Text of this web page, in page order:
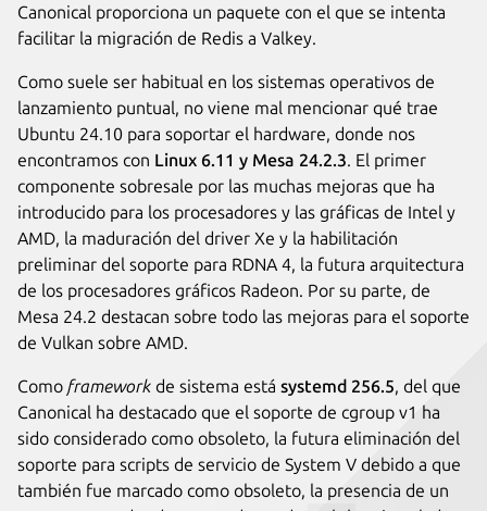
Canonical proporciona un paquete con el que se intenta
facilitar la migración de Redis a Valkey.
Como suele ser habitual en los sistemas operativos de
lanzamiento puntual, no viene mal mencionar qué trae
Ubuntu 24.10 para soportar el hardware, donde nos
encontramos con Linux 6.11 y Mesa 24.2.3. El primer
componente sobresale por las muchas mejoras que ha
introducido para los procesadores y las gráficas de Intel y
AMD, la maduración del driver Xe y la habilitación
preliminar del soporte para RDNA 4, la futura arquitectura
de los procesadores gráficos Radeon. Por su parte, de
Mesa 24.2 destacan sobre todo las mejoras para el soporte
de Vulkan sobre AMD.
Como framework de sistema está systemd 256.5, del que
Canonical ha destacado que el soporte de cgroup v1 ha
sido considerado como obsoleto, la futura eliminación del
soporte para scripts de servicio de System V debido a que
también fue marcado como obsoleto, la presencia de un